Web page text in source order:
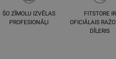
ŠO ZĪMOLU IZVĒLAS
PROFESIONĀĻI
FITSTORE IR
OFICIĀLAIS
DĪLERIS